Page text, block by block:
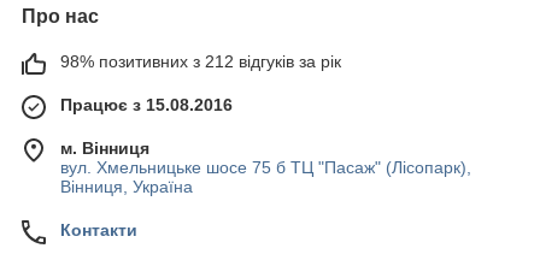
Про нас
98% позитивних з 212 відгуків за рік
Працює з 15.08.2016
м. Вінниця
вул. Хмельницьке шосе 75 б ТЦ "Пасаж" (Лісопарк),
Вінниця, Україна
Контакти